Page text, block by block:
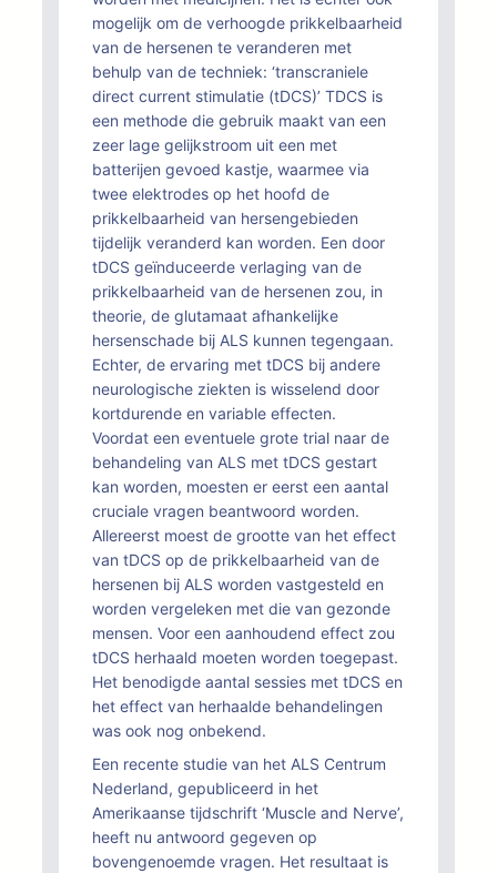
mogelijk om de verhoogde prikkelbaarheid
van de hersenen te veranderen met
behulp van de techniek: ‘transcraniele
direct current stimulatie (tDCS)’ TDCS is
een methode die gebruik maakt van een
zeer lage gelijkstroom uit een met
batterijen gevoed kastje, waarmee via
twee elektrodes op het hoofd de
prikkelbaarheid van hersengebieden
tijdelijk veranderd kan worden. Een door
tDCS geïnduceerde verlaging van de
prikkelbaarheid van de hersenen zou, in
theorie, de glutamaat afhankelijke
hersenschade bij ALS kunnen tegengaan.
Echter, de ervaring met tDCS bij andere
neurologische ziekten is wisselend door
kortdurende en variable effecten.
Voordat een eventuele grote trial naar de
behandeling van ALS met tDCS gestart
kan worden, moesten er eerst een aantal
cruciale vragen beantwoord worden.
Allereerst moest de grootte van het effect
van tDCS op de prikkelbaarheid van de
hersenen bij ALS worden vastgesteld en
worden vergeleken met die van gezonde
mensen. Voor een aanhoudend effect zou
tDCS herhaald moeten worden toegepast.
Het benodigde aantal sessies met tDCS en
het effect van herhaalde behandelingen
was ook nog onbekend.
Een recente studie van het ALS Centrum
Nederland, gepubliceerd in het
Amerikaanse tijdschrift ‘Muscle and Nerve’,
heeft nu antwoord gegeven op
bovengenoemde vragen. Het resultaat is